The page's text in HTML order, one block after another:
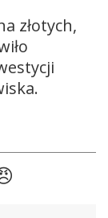
złotych,